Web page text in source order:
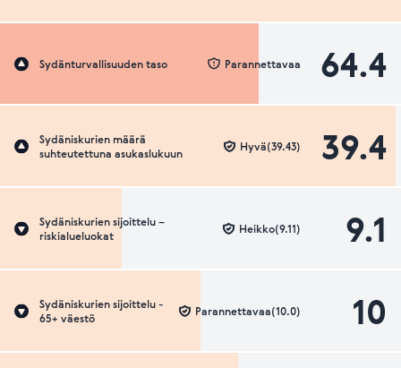
Sydänturvallisuuden taso 64.4
Parannettavaa
Sydäniskurien määrä
suhteutettuna asukaslukuun
39.4
Hyvä(39.43)
Sydäniskurien sijoittelu –
riskialueluokat
9.1
Heikko(9.11)
Sydäniskurien sijoittelu -
65+ väestö
10
Parannettavaa(10.0)